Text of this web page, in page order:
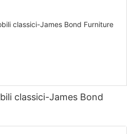
classici-James Bond